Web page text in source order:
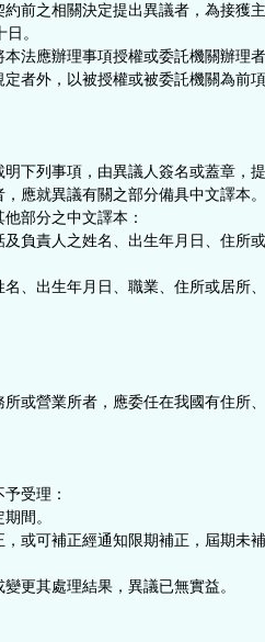
前之相關決定提出異議者，為接獲
。
法應辦理事項授權或委託機關辦理
者外，以被授權或被委託機關為前
下列事項，由異議人簽名或蓋章，
應就異議有關之部分備具中文譯本
部分之中文譯本：
負責人之姓名、出生年月日、住所
、出生年月日、職業、住所或居所
或營業所者，應委任在我國有住所
受理：
間。
或可補正經通知限期補正，屆期未
更其處理結果，異議已無實益。